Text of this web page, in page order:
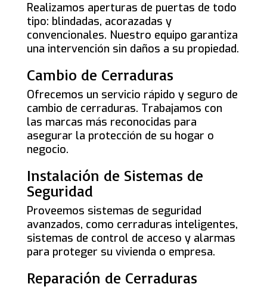
Realizamos aperturas de puertas de todo
tipo: blindadas, acorazadas y
convencionales. Nuestro equipo garantiza
una intervención sin daños a su propiedad.
Cambio de Cerraduras
Ofrecemos un servicio rápido y seguro de
cambio de cerraduras. Trabajamos con
las marcas más reconocidas para
asegurar la protección de su hogar o
negocio.
Instalación de Sistemas de
Seguridad
Proveemos sistemas de seguridad
avanzados, como cerraduras inteligentes,
sistemas de control de acceso y alarmas
para proteger su vivienda o empresa.
Reparación de Cerraduras